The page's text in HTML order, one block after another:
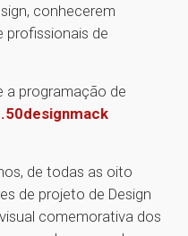
conhecerem
profissionais de
a programação de
de todas as oito
de projeto de Design
comemorativa dos